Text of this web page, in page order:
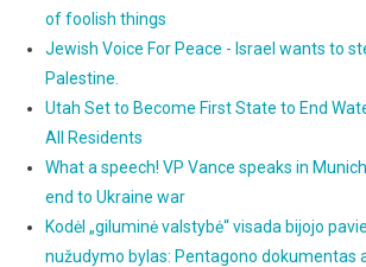
of foolish things
Jewish Voice For Peace - Israel wants to
Palestine.
Utah Set to Become First State to End
All Residents
What a speech! VP Vance speaks in
end to Ukraine war
Kodėl „giluminė valstybė“ visada bijojo
nužudymo bylas: Pentagono dokumentas